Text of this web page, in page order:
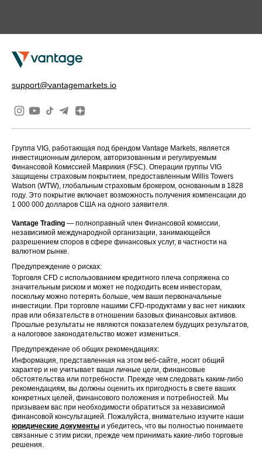
support@vantagemarkets.io
Группа VIG, работающая под брендом Vantage Markets, является
инвестиционным дилером, авторизованным и регулируемым
Финансовой Комиссией Маврикия (FSC). Операции группы VIG
защищены страховым покрытием, предоставленным Willis Towers
Watson (WTW), глобальным страховым брокером, основанным в 1828
году. Это покрытие включает возможность получения компенсации до
1 000 000 долларов США на одного заявителя.
Vantage Trading — полноправный член Финансовой комиссии,
независимой международной организации, занимающейся
разрешением споров в сфере финансовых услуг, в частности на
валютном рынке.
Предупреждение о рисках:
Торговля CFD с использованием кредитного плеча сопряжена со
значительным риском и может не подходить всем инвесторам,
поскольку можно потерять больше, чем ваши первоначальные
инвестиции. При торговле нашими CFD-продуктами у вас нет никаких
прав или обязательств в отношении базовых финансовых активов.
Прошлые результаты не являются показателем будущих результатов,
а налоговое законодательство может измениться.
Предупреждение об общих рекомендациях:
Информация, представленная на этом веб-сайте, носит общий
характер и не учитывает ваши личные цели, финансовые
обстоятельства или потребности. Прежде чем следовать каким-либо
рекомендациям, вы должны оценить их пригодность в свете ваших
конкретных целей, финансового положения и потребностей. Мы
призываем вас при необходимости обратиться за независимой
финансовой консультацией. Пожалуйста, внимательно изучите наши
юридические документы и убедитесь, что вы полностью понимаете
связанные с этим риски, прежде чем принимать какие-либо торговые
решения.